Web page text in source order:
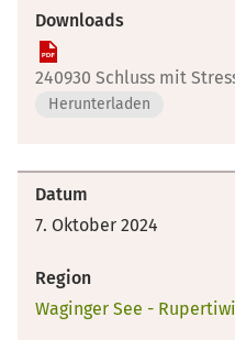
Downloads
240930 Schluss mit
Herunterladen
Datum
7. Oktober 2024
Region
Waginger See -